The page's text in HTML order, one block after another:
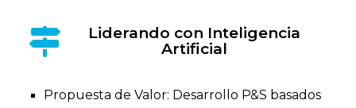
Liderando con Inteligencia
Artificial
Propuesta de Valor: Desarrollo P&S basados